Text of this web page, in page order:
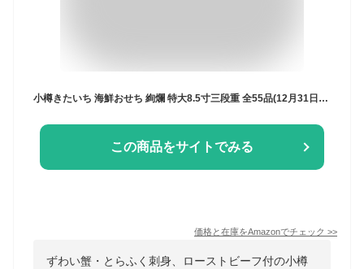
小樽きたいち 海鮮おせち 絢爛 特大8.5寸三段重 全55品(12月31日着)
この商品をサイトでみる
価格と在庫をAmazonでチェック >>
ずわい蟹・とらふく刺身、ローストビーフ付の小樽